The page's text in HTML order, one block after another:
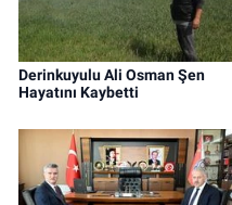
Derinkuyulu Ali Osman Şen
Hayatını Kaybetti